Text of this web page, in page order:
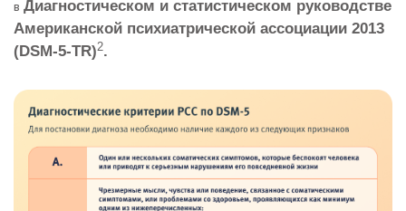
в Диагностическом и статистическом руководстве
Американской психиатрической ассоциации 2013
(DSM-5-TR)2.